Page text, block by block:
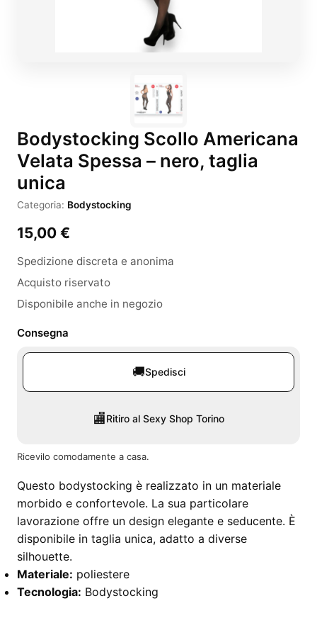
Bodystocking Scollo Americana
Velata Spessa – nero, taglia
unica
Categoria: Bodystocking
15,00 €
Spedizione discreta e anonima
Acquisto riservato
Disponibile anche in negozio
Consegna
🚚Spedisci
🏬Ritiro al Sexy Shop Torino
Ricevilo comodamente a casa.
Questo bodystocking è realizzato in un materiale
morbido e confortevole. La sua particolare
lavorazione offre un design elegante e seducente. È
disponibile in taglia unica, adatto a diverse
silhouette.
Materiale: poliestere
Tecnologia: Bodystocking